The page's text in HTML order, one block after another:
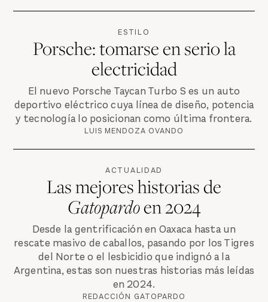
ESTILO
Porsche: tomarse en serio la
electricidad
El nuevo Porsche Taycan Turbo S es un auto
deportivo eléctrico cuya línea de diseño, potencia
y tecnología lo posicionan como última frontera.
LUIS MENDOZA OVANDO
ACTUALIDAD
Las mejores historias de
Gatopardoen 2024
Desde la gentrificación en Oaxaca hasta un
rescate masivo de caballos, pasando por los Tigres
del Norte o el lesbicidio que indignó a la
Argentina, estas son nuestras historias más leídas
en 2024.
REDACCIÓN GATOPARDO